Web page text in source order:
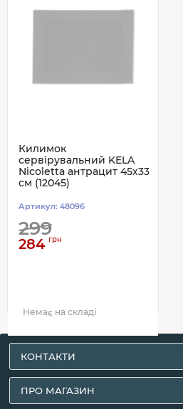
Килимок
сервірувальний KELA
Nicoletta антрацит 45х33
см (12045)
Артикул: 48096
299
284 грн
Немає на складі
КОНТАКТИ
ПРО МАГАЗИН